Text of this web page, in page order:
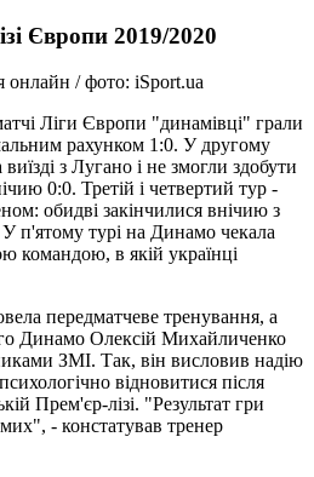
Європи 2019/2020
/ фото: iSport.ua
Ліги Європи "динамівці" грали
рахунком 1:0. У другому
з Лугано і не змогли здобути
0:0. Третій і четвертий тур -
обидві закінчилися внічию з
п'ятому турі на Динамо чекала
командою, в якій українці
передматчеве тренування, а
Динамо Олексій Михайличенко
ЗМІ. Так, він висловив надію
відновитися після
Прем'єр-лізі. "Результат гри
- констатував тренер